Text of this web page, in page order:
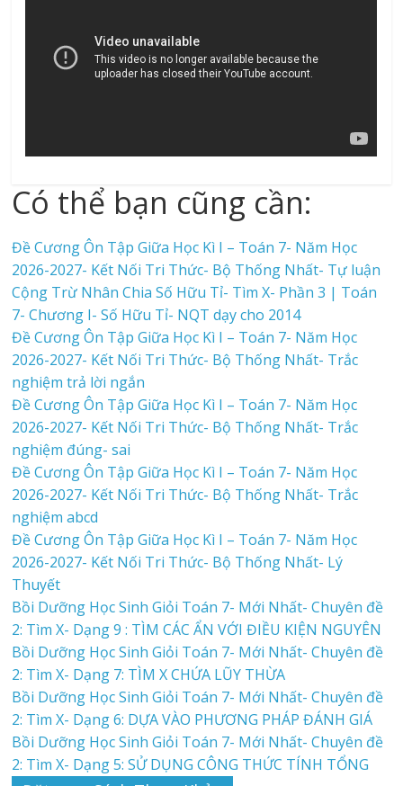
Có thể bạn cũng cần:
Đề Cương Ôn Tập Giữa Học Kì I – Toán 7- Năm Học
2026-2027- Kết Nối Tri Thức- Bộ Thống Nhất- Tự luận
Cộng Trừ Nhân Chia Số Hữu Tỉ- Tìm X- Phần 3 | Toán
7- Chương I- Số Hữu Tỉ- NQT dạy cho 2014
Đề Cương Ôn Tập Giữa Học Kì I – Toán 7- Năm Học
2026-2027- Kết Nối Tri Thức- Bộ Thống Nhất- Trắc
nghiệm trả lời ngắn
Đề Cương Ôn Tập Giữa Học Kì I – Toán 7- Năm Học
2026-2027- Kết Nối Tri Thức- Bộ Thống Nhất- Trắc
nghiệm đúng- sai
Đề Cương Ôn Tập Giữa Học Kì I – Toán 7- Năm Học
2026-2027- Kết Nối Tri Thức- Bộ Thống Nhất- Trắc
nghiệm abcd
Đề Cương Ôn Tập Giữa Học Kì I – Toán 7- Năm Học
2026-2027- Kết Nối Tri Thức- Bộ Thống Nhất- Lý
Thuyết
Bồi Dưỡng Học Sinh Giỏi Toán 7- Mới Nhất- Chuyên đề
2: Tìm X- Dạng 9 : TÌM CÁC ẨN VỚI ĐIỀU KIỆN NGUYÊN
Bồi Dưỡng Học Sinh Giỏi Toán 7- Mới Nhất- Chuyên đề
2: Tìm X- Dạng 7: TÌM X CHỨA LŨY THỪA
Bồi Dưỡng Học Sinh Giỏi Toán 7- Mới Nhất- Chuyên đề
2: Tìm X- Dạng 6: DỰA VÀO PHƯƠNG PHÁP ĐÁNH GIÁ
Bồi Dưỡng Học Sinh Giỏi Toán 7- Mới Nhất- Chuyên đề
2: Tìm X- Dạng 5: SỬ DỤNG CÔNG THỨC TÍNH TỔNG